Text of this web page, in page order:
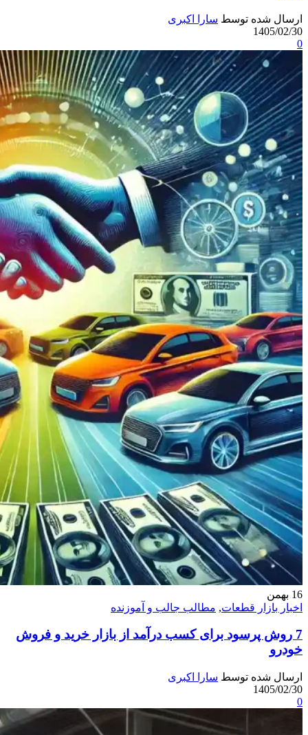
ارسال شده توسط سارا اکبری
1405/02/30
0
16 بهمن
اخبار بازار قطعات, مطالب جالب و آموزنده
7 روش پرسود برای کسب درآمد از بازار خرید و فروش
خودرو
ارسال شده توسط سارا اکبری
1405/02/30
0